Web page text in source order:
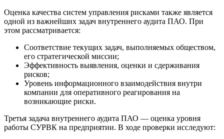
Оценка качества систем управления рисками также является
одной из важнейших задач внутреннего аудита ПАО. При
этом рассматривается:
Соответствие текущих задач, выполняемых обществом,
его стратегической миссии;
Эффективность выявления, оценки и сдерживания
рисков;
Уровень информационного взаимодействия внутри
компании для оперативного реагирования на
возникающие риски.
Третья задача внутреннего аудита ПАО — оценка уровня
работы СУРВК на предприятии. В ходе проверки исследуют: